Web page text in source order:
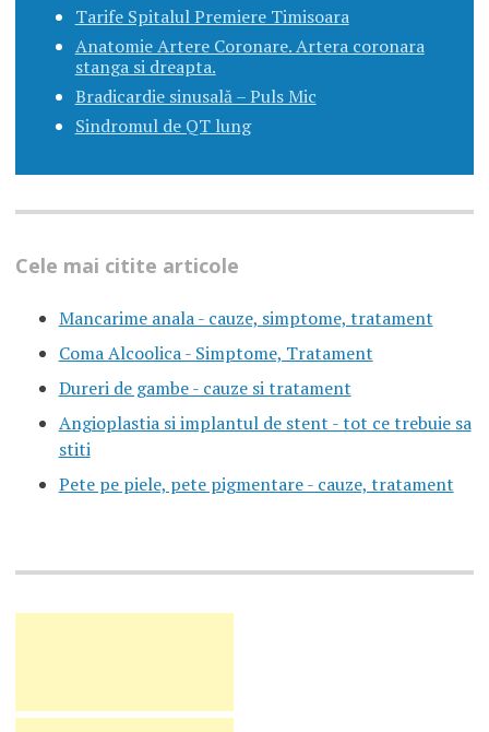
Tarife Spitalul Premiere Timisoara
Anatomie Artere Coronare. Artera coronara
stanga si dreapta.
Bradicardie sinusală – Puls Mic
Sindromul de QT lung
Cele mai citite articole
Mancarime anala - cauze, simptome, tratament
Coma Alcoolica - Simptome, Tratament
Dureri de gambe - cauze si tratament
Angioplastia si implantul de stent - tot ce trebuie sa
stiti
Pete pe piele, pete pigmentare - cauze, tratament